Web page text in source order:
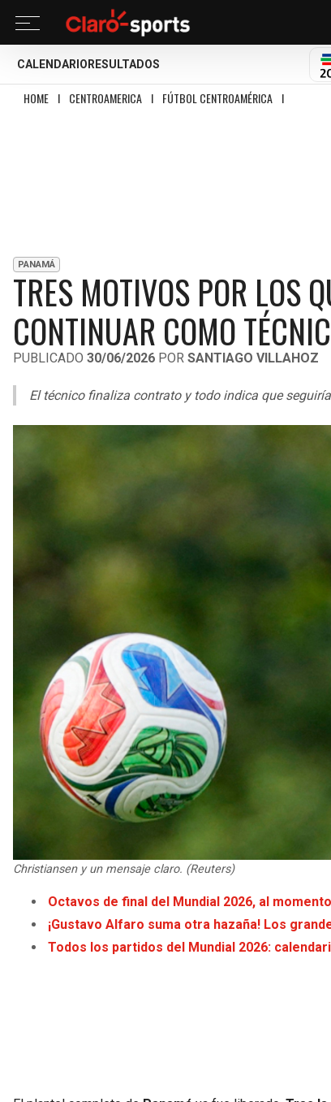
CALENDARIO RESULTADOS
HOME I CENTROAMERICA I FÚTBOL CENTROAMÉRICA I
PANAMÁ
TRES MOTIVOS POR LOS
CONTINUAR COMO
PUBLICADO 30/06/2026 POR SANTIAGO VILLAHOZ
El técnico finaliza contrato y todo indica que
Christiansen y un mensaje claro. (Reuters)
Octavos de final del Mundial 2026, al
¡Gustavo Alfaro suma otra hazaña! Los
Todos los partidos del Mundial 2026: